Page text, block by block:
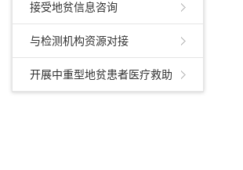
接受地贫信息咨询
与检测机构资源对接
开展中重型地贫患者医疗救助